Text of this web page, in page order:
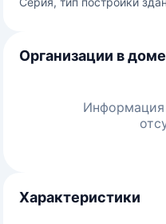
Организации в доме
Информация
Характеристики